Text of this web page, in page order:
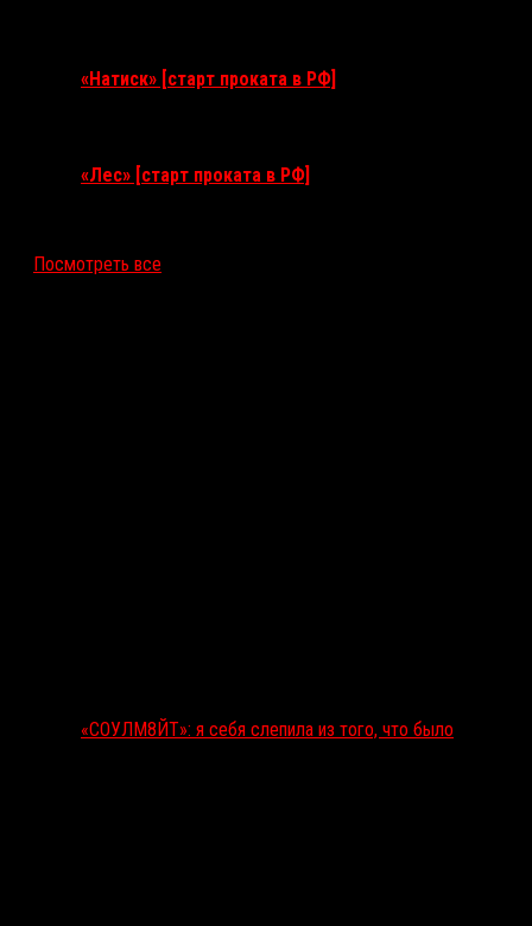
«Натиск» [старт проката в РФ]
«Лес» [старт проката в РФ]
Посмотреть все
«СОУЛМ8ЙТ»: я себя слепила из того, что было